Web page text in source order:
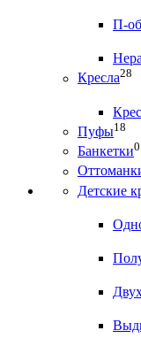
П-
Кресла28
Пуфы18
Банкетки0
Детские